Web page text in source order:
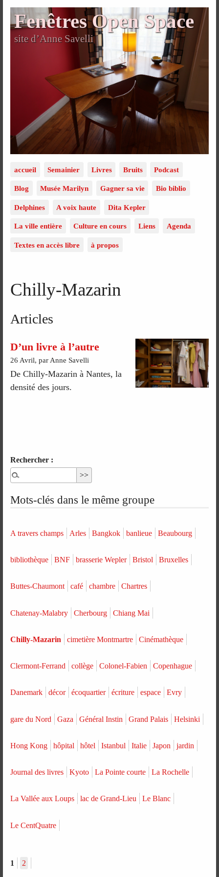
Fenêtres Open Space
site d’Anne Savelli
accueil Semainier Livres Bruits Podcast
Blog Musée Marilyn Gagner sa vie Bio biblio
Delphines A voix haute Dita Kepler
La ville entière Culture en cours Liens Agenda
Textes en accès libre à propos
Chilly-Mazarin
Articles
D’un livre à l’autre
26 Avril, par Anne Savelli
De Chilly-Mazarin à Nantes, la
densité des jours.
Rechercher :
Mots-clés dans le même groupe
A travers champs Arles Bangkok banlieue Beaubourg
bibliothèque BNF brasserie Wepler Bristol Bruxelles
Buttes-Chaumont café chambre Chartres
Chatenay-Malabry Cherbourg Chiang Mai
Chilly-Mazarin cimetière Montmartre Cinémathèque
Clermont-Ferrand collège Colonel-Fabien Copenhague
Danemark décor écoquartier écriture espace Evry
gare du Nord Gaza Général Instin Grand Palais Helsinki
Hong Kong hôpital hôtel Istanbul Italie Japon jardin
Journal des livres Kyoto La Pointe courte La Rochelle
La Vallée aux Loups lac de Grand-Lieu Le Blanc
Le CentQuatre
1 2